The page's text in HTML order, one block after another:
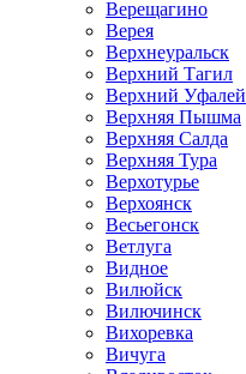
Верещагино
Верея
Верхнеуральск
Верхний Тагил
Верхний Уфалей
Верхняя Пышма
Верхняя Салда
Верхняя Тура
Верхотурье
Верхоянск
Весьегонск
Ветлуга
Видное
Вилюйск
Вилючинск
Вихоревка
Вичуга